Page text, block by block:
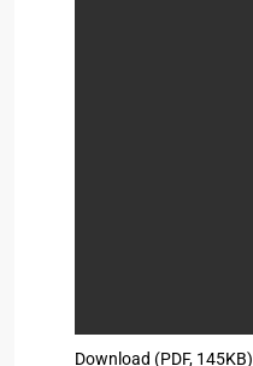
Download (PDF, 145KB)